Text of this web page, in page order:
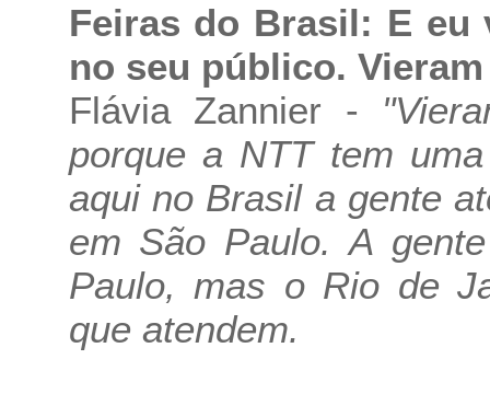
Feiras do Brasil: E
no seu público.
Flávia Zannier -
porque a NTT tem
aqui no Brasil a gente
em São Paulo. A
Paulo, mas o Rio de
que atendem.